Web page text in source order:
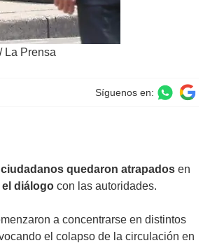
La Prensa
Síguenos en:
ciudadanos quedaron atrapados en
diálogo con las autoridades.
a concentrarse en distintos
el colapso de la circulación en